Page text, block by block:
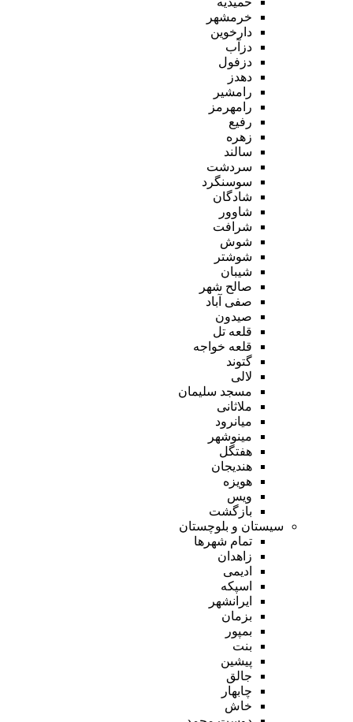
خرمشهر
دارخوین
دزآب
دزفول
دهدز
رامشیر
رامهرمز
رفیع
زهره
سالند
سردشت
سوسنگرد
شادگان
شاوور
شرافت
شوش
شوشتر
شیبان
صالح شهر
صفی آباد
صیدون
قلعه تل
قلعه خواجه
گتوند
لالی
مسجد سلیمان
ملاثانی
میانرود
مینوشهر
هفتگل
هندیجان
هویزه
ویس
بازگشت
سیستان و بلوچستان
تمام شهر‌ها
زاهدان
ادیمی
اسپکه
ایرانشهر
بزمان
بمپور
بنت
پیشین
جالق
چابهار
خاش